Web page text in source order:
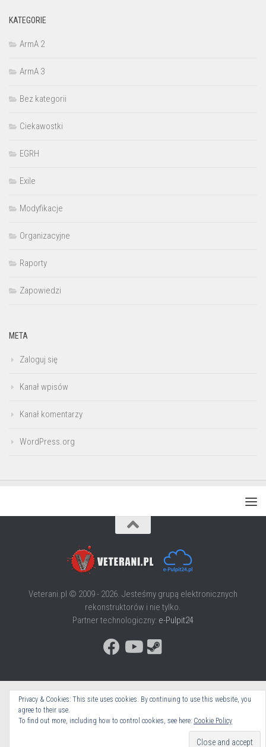
KATEGORIE
ArmA 2
ArmA 3
Bez kategorii
Ciekawostki
EGRH
Exile
Modyfikacje
Organizacyjne
Raporty
Zapowiedzi
META
Zaloguj się
Kanał wpisów
Kanał komentarzy
WordPress.org
Veterani.pl © 2009 - 2026. Jesteśmy grupą elektronicznych
rekonstruktorów i nie tylko.
Partner technologiczny: e-Pulpit24
Privacy & Cookies: This site uses cookies. By continuing to use this website, you
agree to their use.
To find out more, including how to control cookies, see here: Cookie Policy